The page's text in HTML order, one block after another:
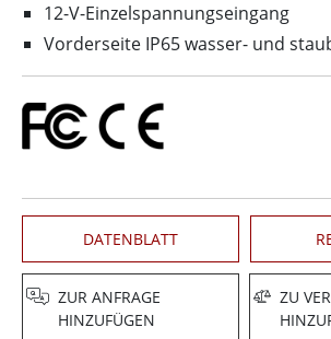
12-V-Einzelspannungseingang
Vorderseite IP65 wasser- und
DATENBLATT
ZUR ANFRAGE
HINZUFÜGEN
ZU